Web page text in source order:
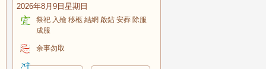
2026年8月9日星期日
祭祀 入殮 移柩 結網 啟鉆 安葬 除服
成服
余事勿取